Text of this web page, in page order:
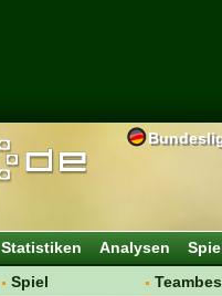
Statistiken Analysen
Spiel